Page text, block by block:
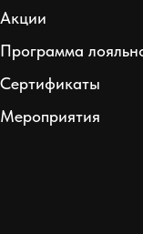
Акции
Программа
Сертификаты
Мероприятия